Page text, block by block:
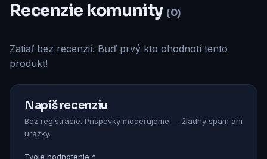
Recenzie komunity (0)
Zatiaľ bez recenzií. Buď prvý kto ohodnotí tento
produkt!
Napíš recenziu
Bez registrácie. Príspevky moderujeme — žiadny spam ani
urážky.
Tvoje hodnotenie *